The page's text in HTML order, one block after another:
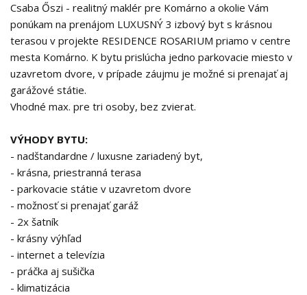
Csaba Őszi - realitný maklér pre Komárno a okolie Vám
ponúkam na prenájom LUXUSNÝ 3 izbový byt s krásnou
terasou v projekte RESIDENCE ROSARIUM priamo v centre
mesta Komárno. K bytu prislúcha jedno parkovacie miesto v
uzavretom dvore, v prípade záujmu je možné si prenajať aj
garážové státie.
Vhodné max. pre tri osoby, bez zvierat.
VÝHODY BYTU:
- nadštandardne / luxusne zariadený byt,
- krásna, priestranná terasa
- parkovacie státie v uzavretom dvore
- možnosť si prenajať garáž
- 2x šatník
- krásny výhľad
- internet a televízia
- práčka aj sušička
- klimatizácia